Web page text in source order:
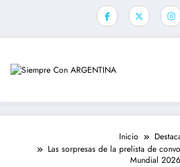
Inicio
Las sorpresas de la prelista de
Mundial 2026